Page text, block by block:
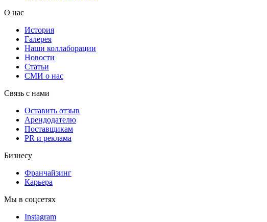
О нас
История
Галерея
Наши коллаборации
Новости
Статьи
СМИ о нас
Связь с нами
Оставить отзыв
Арендодателю
Поставщикам
PR и реклама
Бизнесу
Франчайзинг
Карьера
Мы в соцсетях
Instagram